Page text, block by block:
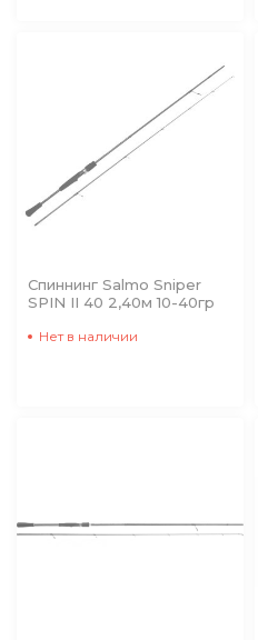
Спиннинг Salmo Sniper
SPIN II 40 2,40м 10-40гр
Нет в наличии